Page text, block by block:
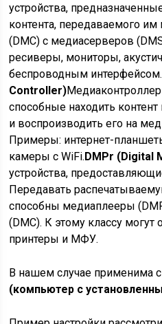
устройства,
контента, передаваемого
(DMC) c медиасерверов
ресиверы, мониторы,
беспроводным интерфейсом.
Controller)
способные находить
и воспроизводить его на
Примеры: интернет-
камеры с WiFi.DMPr (Digital
устройства,
Передавать
способны медиаплееры
(DMC). К этому классу могут
принтеры и МФУ.
В нашем случае применима
(компьютер с